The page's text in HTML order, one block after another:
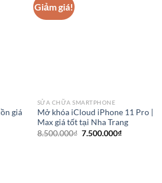
giá
Giảm giá!
SỬA CHỮA SMARTPHONE
Mở khóa iCloud iPhone 11 Pro |
Max giá tốt tại Nha Trang
8.500.000₫ Giá
7.500.000₫Giá